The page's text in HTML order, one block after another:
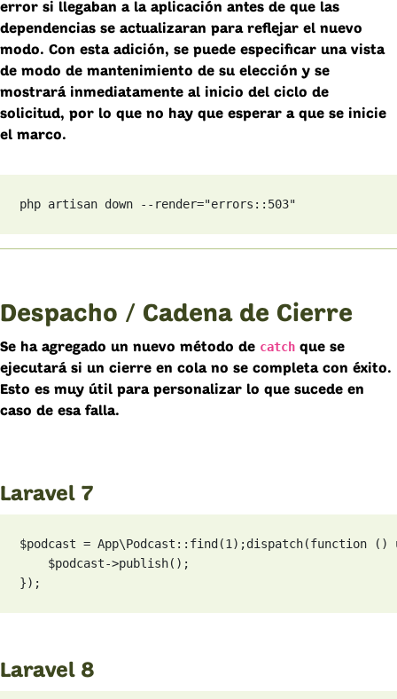
error si llegaban a la aplicación antes de que las
dependencias se actualizaran para reflejar el nuevo
modo. Con esta adición, se puede especificar una vista
de modo de mantenimiento de su elección y se
mostrará inmediatamente al inicio del ciclo de
solicitud, por lo que no hay que esperar a que se inicie
el marco.
php artisan down --render="errors::503"
Despacho / Cadena de Cierre
Se ha agregado un nuevo método de catch que se
ejecutará si un cierre en cola no se completa con éxito.
Esto es muy útil para personalizar lo que sucede en
caso de esa falla.
Laravel 7
$podcast = App\Podcast::find(1);dispatch(function ()
    $podcast->publish();
});
Laravel 8